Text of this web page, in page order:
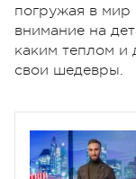
погружая в
внимание на
каким теплом и
свои шедевры.